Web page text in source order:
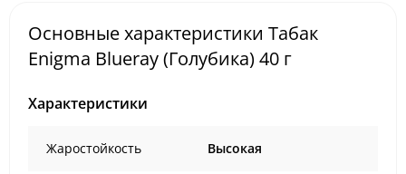
Основные характеристики Табак
Enigma Blueray (Голубика) 40 г
Характеристики
Жаростойкость Высокая